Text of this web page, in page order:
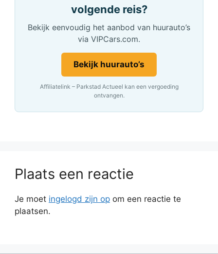
volgende reis?
Bekijk eenvoudig het aanbod van huurauto’s
via VIPCars.com.
Bekijk huurauto’s
Affiliatelink – Parkstad Actueel kan een vergoeding
ontvangen.
Plaats een reactie
Je moet ingelogd zijn op om een reactie te
plaatsen.